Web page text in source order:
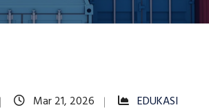
Mar 21, 2026
EDUKASI